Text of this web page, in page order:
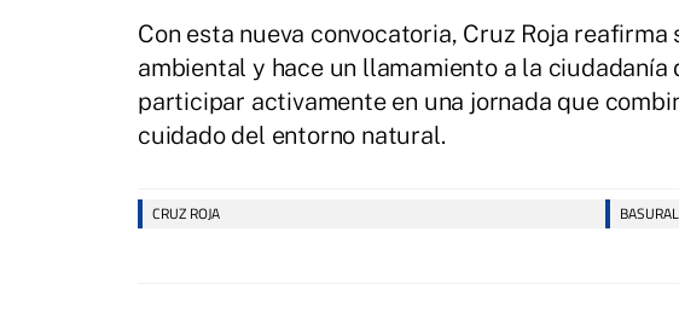
Con esta nueva convocatoria, Cruz Roja
ambiental y hace un llamamiento a la ciudadanía
participar activamente en una jornada que
cuidado del entorno natural.
CRUZ ROJA